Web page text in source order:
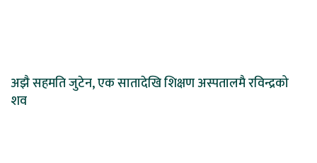
अझै सहमति जुटेन, एक सातादेखि शिक्षण अस्पतालमै रविन्द्रको
शव